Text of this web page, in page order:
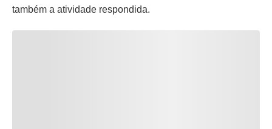
também a atividade respondida.